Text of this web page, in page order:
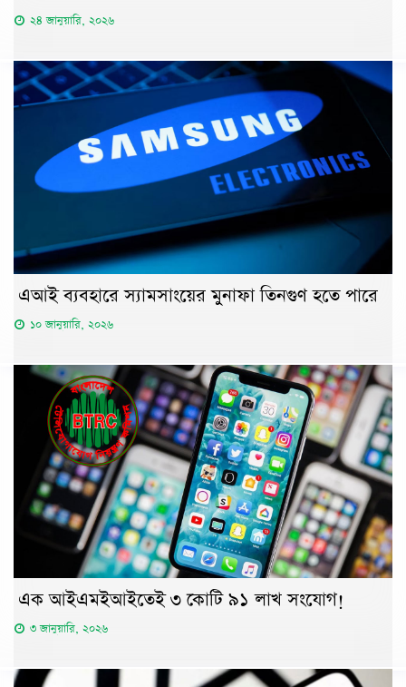
২৪ জানুয়ারি, ২০২৬
এআই ব্যবহারে স্যামসাংয়ের মুনাফা তিনগুণ হতে পারে
১০ জানুয়ারি, ২০২৬
এক আইএমইআইতেই ৩ কোটি ৯১ লাখ সংযোগ!
৩ জানুয়ারি, ২০২৬